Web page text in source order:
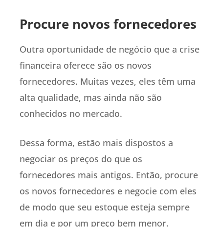
Procure novos fornecedores
Outra oportunidade de negócio que a crise
financeira oferece são os novos
fornecedores. Muitas vezes, eles têm uma
alta qualidade, mas ainda não são
conhecidos no mercado.
Dessa forma, estão mais dispostos a
negociar os preços do que os
fornecedores mais antigos. Então, procure
os novos fornecedores e negocie com eles
de modo que seu estoque esteja sempre
em dia e por um preço bem menor.